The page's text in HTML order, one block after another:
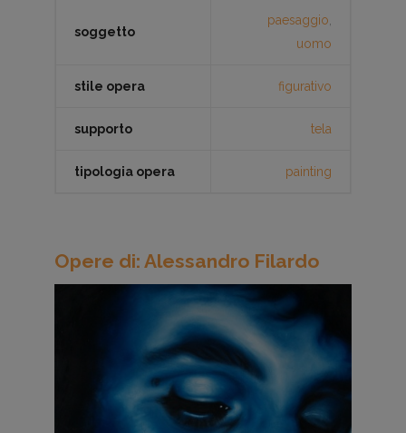
soggetto
paesaggio
uomo
stile opera figurativo
supporto tela
tipologia opera painting
Opere di: Alessandro Filardo